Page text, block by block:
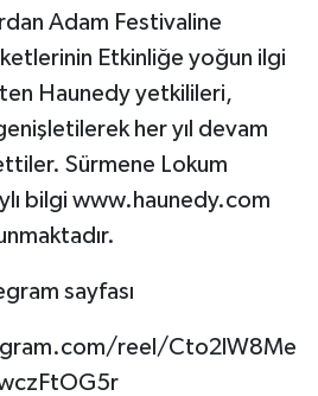
Adam Festivaline
Etkinliğe yoğun ilgi
Haunedy yetkilileri,
her yıl devam
Sürmene Lokum
bilgi www.haunedy.com
sayfası
reel/Cto2lW8Me